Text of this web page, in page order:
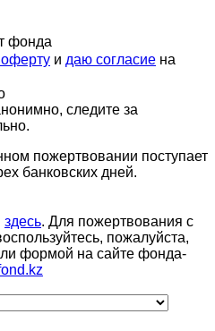
фонда
и даю согласие на
следите за
пожертвовании поступает
банковских дней.
здесь. Для пожертвования с
пожалуйста,
формой на сайте фонда-